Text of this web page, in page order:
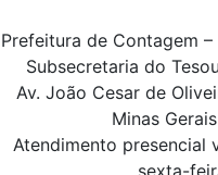
Prefeitura de Contagem
Subsecretaria do
Av. João Cesar de
Minas
Atendimento presencial